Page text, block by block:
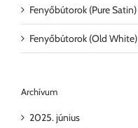
Fenyőbútorok (Pure Satin)
Fenyőbútorok (Old White)
Archívum
2025. június